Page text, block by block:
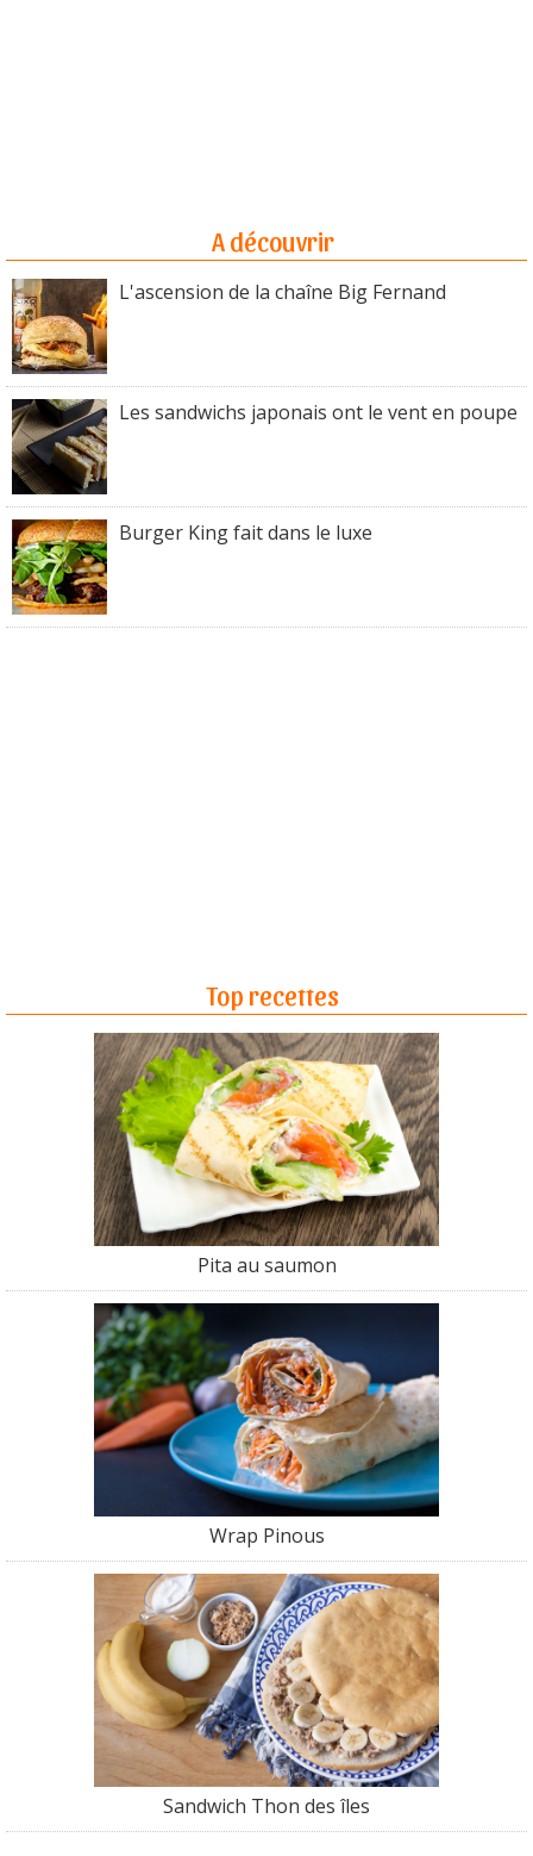
A découvrir
L'ascension de la chaîne Big Fernand
Les sandwichs japonais ont le vent en poupe
Burger King fait dans le luxe
Top recettes
Pita au saumon
Wrap Pinous
Sandwich Thon des îles